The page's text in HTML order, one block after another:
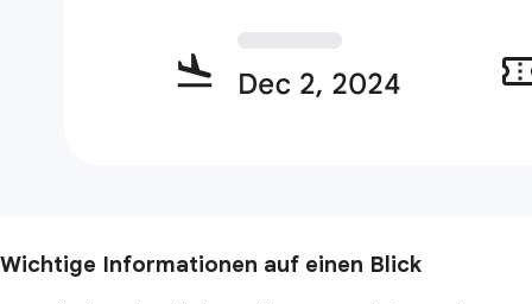
Wichtige Informationen auf einen Blick